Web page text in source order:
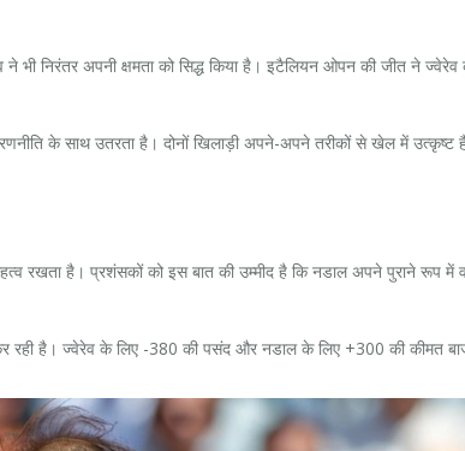
ने भी निरंतर अपनी क्षमता को सिद्ध किया है। इटैलियन ओपन की जीत ने
के साथ उतरता है। दोनों खिलाड़ी अपने-अपने तरीकों से खेल में
रखता है। प्रशंसकों को इस बात की उम्मीद है कि नडाल अपने पुराने रूप में
रही है। ज्वेरेव के लिए -380 की पसंद और नडाल के लिए +300 की कीमत